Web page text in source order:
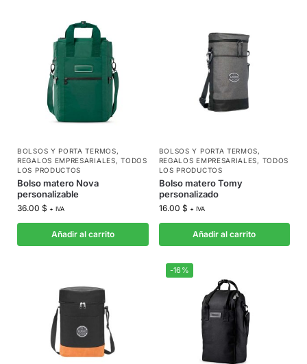
BOLSOS Y PORTA TERMOS,
REGALOS EMPRESARIALES,TODOS
LOS PRODUCTOS
Bolso matero Nova
personalizable
36.00 $ + IVA
Añadir al carrito
BOLSOS Y PORTA TERMOS,
REGALOS EMPRESARIALES, TODOS
LOS PRODUCTOS
Bolso matero Tomy
personalizado
16.00 $ + IVA
Añadir al carrito
-16%